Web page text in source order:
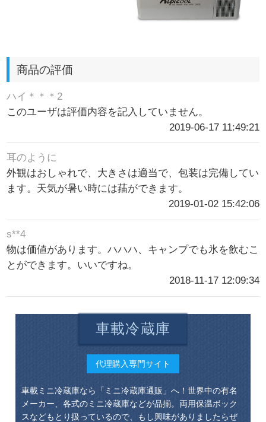
商品の評価
ハイ＊＊＊2
このユーザは評価内容を記入していません。
2019-06-17 11:49:21
耳のように
外観はおしゃれで、大きさは適当で、包装は完備してい
ます。天気が暑い時には菗ができます。
2019-01-02 15:42:06
s**4
物は価値があります。ハハハ、キャンプでも氷を飲むこ
とができます。いいですね。
2018-11-17 12:09:34
車載冷蔵庫
代理購入専門サイト
車載ミニ冷蔵庫なら「ミニ冷蔵庫通販」へ！世界中の有名
メーカー、各式のミニ冷蔵庫などが品揃。両用保温ボック
スなどもとり扱っているので、もし興味がありましたらぜ